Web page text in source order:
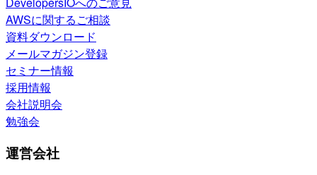
AWSに関するご相談
資料ダウンロード
メールマガジン登録
セミナー情報
採用情報
会社説明会
勉強会
運営会社